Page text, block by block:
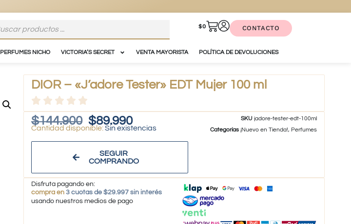
$0 CONTACTO
PERFUMES NICHO VICTORIA’S SECRET VENTA MAYORISTA POLÍTICA DE DEVOLUCIONES
DIOR – «J’adore Tester» EDT Mujer 100 ml
$144.900 $89.990
Sin existencias
SEGUIR
COMPRANDO
SKUjadore-tester-edt-100ml
Categorías ¡Nuevo en Tienda!, Perfumes
Disfruta pagando en:
compra en 3 cuotas de $29.997 sin interés
usando nuestros medios de pago